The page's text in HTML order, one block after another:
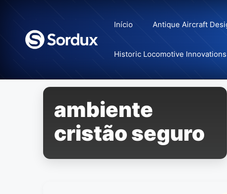
content
Início Antique Aircraft
Historic Locomotive Innovations
ambiente
cristão seguro